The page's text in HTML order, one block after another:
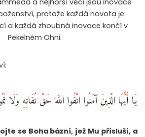
a nejhorší věcí jsou inovace
protože každá novota je
a každá zhoubná inovace končí v
Pekelném Ohni.
يَا أَيُّهَا الَّذِينَ آمَنُوا اتَّقُوا اللَّهَ حَقَّ تُقَاتِهِ وَلَا
se Boha bázní, jež Mu přísluší, a